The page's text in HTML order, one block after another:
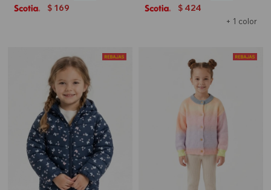
$ 169
+ 1 color
$ 424